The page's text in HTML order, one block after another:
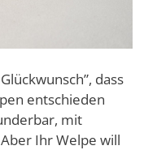
dass
entschieden
mit
Ihr Welpe will